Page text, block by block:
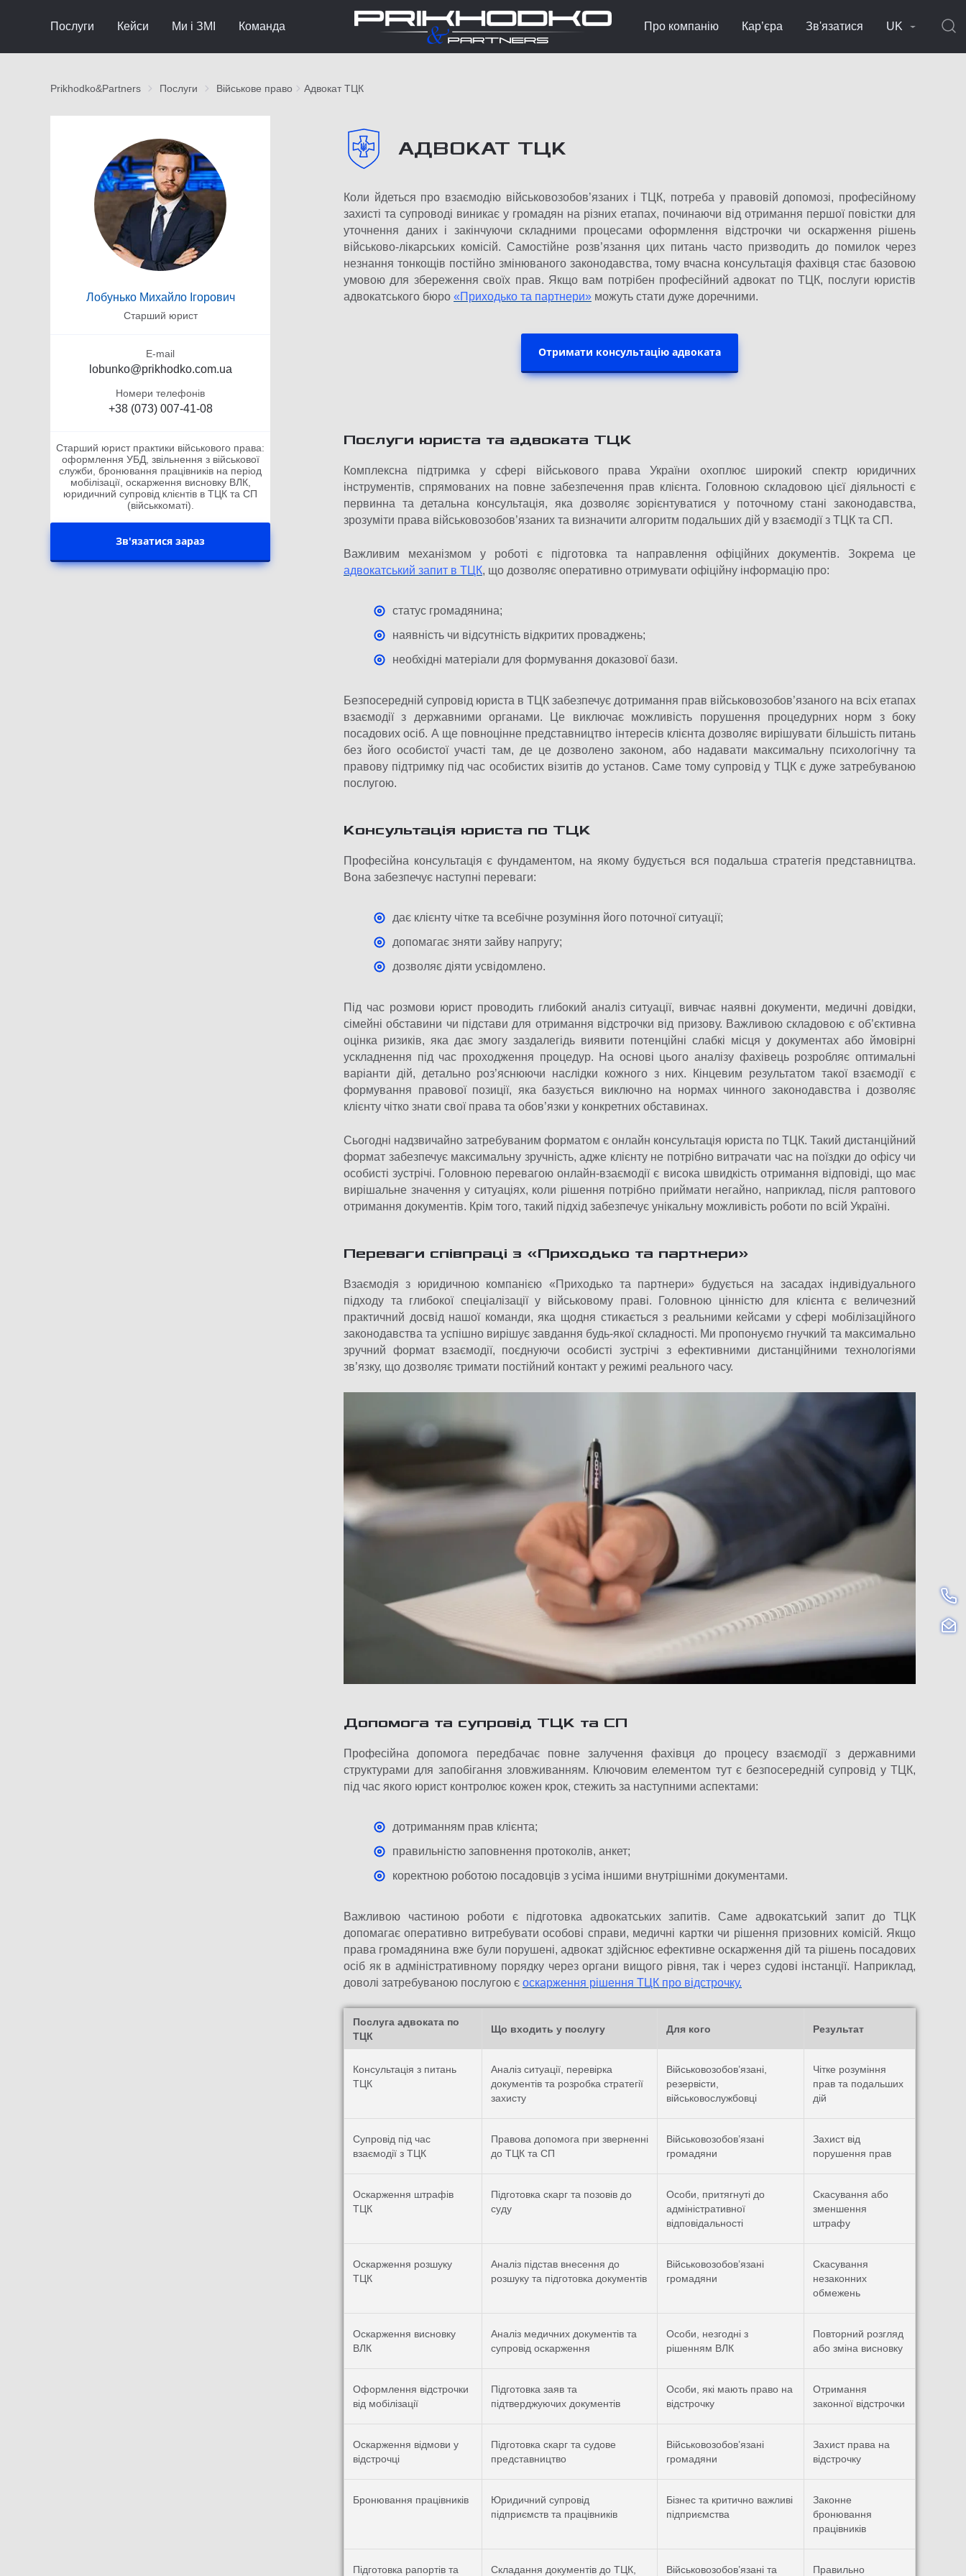
Послуги Кейси Ми і ЗМІ Команда Про компанію Кар’єра Зв'язатися UK
Prikhodko&Partners Послуги Військове право Адвокат ТЦК
Лобунько Михайло Ігорович
Старший юрист
E-mail
lobunko@prikhodko.com.ua
Номери телефонів
+38 (073) 007-41-08
Старший юрист практики військового права:
оформлення УБД, звільнення з військової
служби, бронювання працівників на період
мобілізації, оскарження висновку ВЛК,
юридичний супровід клієнтів в ТЦК та СП
(військкоматі).
Зв'язатися зараз
АДВОКАТ ТЦК
Коли йдеться про взаємодію військовозобов’язаних і ТЦК, потреба у правовій допомозі, професійному
захисті та супроводі виникає у громадян на різних етапах, починаючи від отримання першої повістки для
уточнення даних і закінчуючи складними процесами оформлення відстрочки чи оскарження рішень
військово-лікарських комісій. Самостійне розв’язання цих питань часто призводить до помилок через
незнання тонкощів постійно змінюваного законодавства, тому вчасна консультація фахівця стає базовою
умовою для збереження своїх прав. Якщо вам потрібен професійний адвокат по ТЦК, послуги юристів
адвокатського бюро «Приходько та партнери» можуть стати дуже доречними.
Отримати консультацію адвоката
Послуги юриста та адвоката ТЦК
Комплексна підтримка у сфері військового права України охоплює широкий спектр юридичних
інструментів, спрямованих на повне забезпечення прав клієнта. Головною складовою цієї діяльності є
первинна та детальна консультація, яка дозволяє зорієнтуватися у поточному стані законодавства,
зрозуміти права військовозобов’язаних та визначити алгоритм подальших дій у взаємодії з ТЦК та СП.
Важливим механізмом у роботі є підготовка та направлення офіційних документів. Зокрема це
адвокатський запит в ТЦК, що дозволяє оперативно отримувати офіційну інформацію про:
статус громадянина;
наявність чи відсутність відкритих проваджень;
необхідні матеріали для формування доказової бази.
Безпосередній супровід юриста в ТЦК забезпечує дотримання прав військовозобов’язаного на всіх етапах
взаємодії з державними органами. Це виключає можливість порушення процедурних норм з боку
посадових осіб. А ще повноцінне представництво інтересів клієнта дозволяє вирішувати більшість питань
без його особистої участі там, де це дозволено законом, або надавати максимальну психологічну та
правову підтримку під час особистих візитів до установ. Саме тому супровід у ТЦК є дуже затребуваною
послугою.
Консультація юриста по ТЦК
Професійна консультація є фундаментом, на якому будується вся подальша стратегія представництва.
Вона забезпечує наступні переваги:
дає клієнту чітке та всебічне розуміння його поточної ситуації;
допомагає зняти зайву напругу;
дозволяє діяти усвідомлено.
Під час розмови юрист проводить глибокий аналіз ситуації, вивчає наявні документи, медичні довідки,
сімейні обставини чи підстави для отримання відстрочки від призову. Важливою складовою є об’єктивна
оцінка ризиків, яка дає змогу заздалегідь виявити потенційні слабкі місця у документах або ймовірні
ускладнення під час проходження процедур. На основі цього аналізу фахівець розробляє оптимальні
варіанти дій, детально роз’яснюючи наслідки кожного з них. Кінцевим результатом такої взаємодії є
формування правової позиції, яка базується виключно на нормах чинного законодавства і дозволяє
клієнту чітко знати свої права та обов’язки у конкретних обставинах.
Сьогодні надзвичайно затребуваним форматом є онлайн консультація юриста по ТЦК. Такий дистанційний
формат забезпечує максимальну зручність, адже клієнту не потрібно витрачати час на поїздки до офісу чи
особисті зустрічі. Головною перевагою онлайн-взаємодії є висока швидкість отримання відповіді, що має
вирішальне значення у ситуаціях, коли рішення потрібно приймати негайно, наприклад, після раптового
отримання документів. Крім того, такий підхід забезпечує унікальну можливість роботи по всій Україні.
Переваги співпраці з «Приходько та партнери»
Взаємодія з юридичною компанією «Приходько та партнери» будується на засадах індивідуального
підходу та глибокої спеціалізації у військовому праві. Головною цінністю для клієнта є величезний
практичний досвід нашої команди, яка щодня стикається з реальними кейсами у сфері мобілізаційного
законодавства та успішно вирішує завдання будь-якої складності. Ми пропонуємо гнучкий та максимально
зручний формат взаємодії, поєднуючи особисті зустрічі з ефективними дистанційними технологіями
зв’язку, що дозволяє тримати постійний контакт у режимі реального часу.
Допомога та супровід ТЦК та СП
Професійна допомога передбачає повне залучення фахівця до процесу взаємодії з державними
структурами для запобігання зловживанням. Ключовим елементом тут є безпосередній супровід у ТЦК,
під час якого юрист контролює кожен крок, стежить за наступними аспектами:
дотриманням прав клієнта;
правильністю заповнення протоколів, анкет;
коректною роботою посадовців з усіма іншими внутрішніми документами.
Важливою частиною роботи є підготовка адвокатських запитів. Саме адвокатський запит до ТЦК
допомагає оперативно витребувати особові справи, медичні картки чи рішення призовних комісій. Якщо
права громадянина вже були порушені, адвокат здійснює ефективне оскарження дій та рішень посадових
осіб як в адміністративному порядку через органи вищого рівня, так і через судові інстанції. Наприклад,
доволі затребуваною послугою є оскарження рішення ТЦК про відстрочку.
Послуга адвоката по
ТЦК
Що входить у послугу Для кого Результат
Консультація з питань
ТЦК
Аналіз ситуації, перевірка
документів та розробка стратегії
захисту
Військовозобов’язані,
резервісти,
військовослужбовці
Чітке розуміння
прав та подальших
дій
Супровід під час
взаємодії з ТЦК
Правова допомога при зверненні
до ТЦК та СП
Військовозобов’язані
громадяни
Захист від
порушення прав
Оскарження штрафів
ТЦК
Підготовка скарг та позовів до
суду
Особи, притягнуті до
адміністративної
відповідальності
Скасування або
зменшення
штрафу
Оскарження розшуку
ТЦК
Аналіз підстав внесення до
розшуку та підготовка документів
Військовозобов’язані
громадяни
Скасування
незаконних
обмежень
Оскарження висновку
ВЛК
Аналіз медичних документів та
супровід оскарження
Особи, незгодні з
рішенням ВЛК
Повторний розгляд
або зміна висновку
Оформлення відстрочки
від мобілізації
Підготовка заяв та
підтверджуючих документів
Особи, які мають право на
відстрочку
Отримання
законної відстрочки
Оскарження відмови у
відстрочці
Підготовка скарг та судове
представництво
Військовозобов’язані
громадяни
Захист права на
відстрочку
Бронювання працівників
Юридичний супровід
підприємств та працівників
Бізнес та критично важливі
підприємства
Законне
бронювання
працівників
Підготовка рапортів та Складання документів до ТЦК, Військовозобов’язані та Правильно